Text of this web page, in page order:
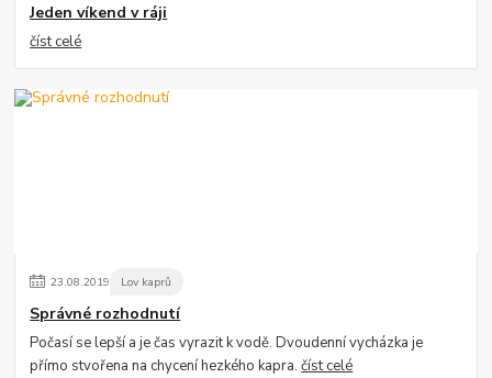
Jeden víkend v ráji
číst celé
23.08.2019 Lov kaprů
Správné rozhodnutí
Počasí se lepší a je čas vyrazit k vodě. Dvoudenní vycházka je
přímo stvořena na chycení hezkého kapra.číst celé